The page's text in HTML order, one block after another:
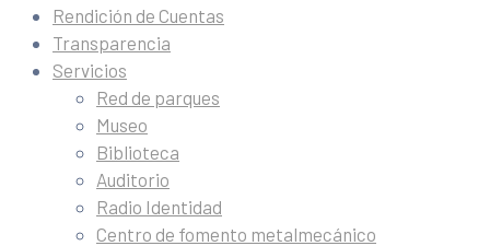
Rendición de Cuentas
Transparencia
Servicios
Red de parques
Museo
Biblioteca
Auditorio
Radio Identidad
Centro de fomento metalmecánico